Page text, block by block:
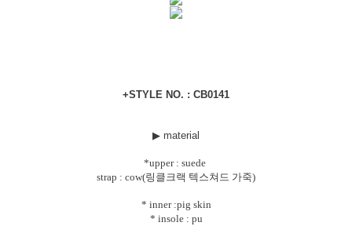
+STYLE NO. : CB0141
▶ material
*upper : suede
strap : cow(링클크랙 텍스쳐드 가죽)
* inner :pig skin
* insole : pu